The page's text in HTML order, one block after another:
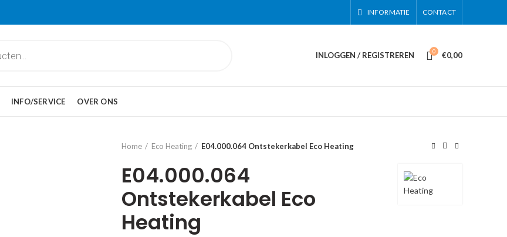
INFORMATIE CONTACT
INLOGGEN / REGISTREREN 0 €0,00
INFO/SERVICE OVER ONS
Home
Eco Heating E04.000.064 Ontstekerkabel Eco Heating
E04.000.064
Ontstekerkabel Eco
Heating